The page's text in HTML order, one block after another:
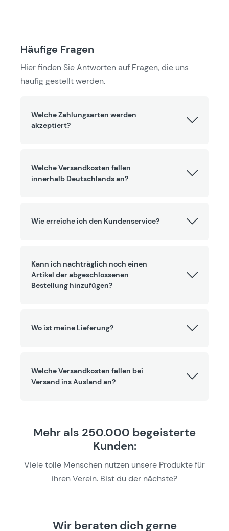
Häufige Fragen
Hier finden Sie Antworten auf Fragen, die uns
häufig gestellt werden.
Welche Zahlungsarten werden
akzeptiert?
Welche Versandkosten fallen
innerhalb Deutschlands an?
Wie erreiche ich den Kundenservice?
Kann ich nachträglich noch einen
Artikel der abgeschlossenen
Bestellung hinzufügen?
Wo ist meine Lieferung?
Welche Versandkosten fallen bei
Versand ins Ausland an?
Mehr als 250.000 begeisterte
Kunden:
Viele tolle Menschen nutzen unsere Produkte für
ihren Verein. Bist du der nächste?
Wir beraten dich gerne